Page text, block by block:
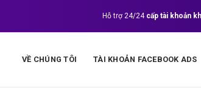
Hỗ trợ 24/24 cấp tài khoản
VỀ CHÚNG TÔI TÀI KHOẢN FACEBOOK ADS